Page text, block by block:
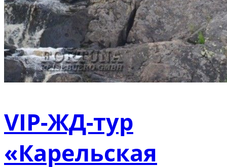
VIP-ЖД-тур
«Карельская